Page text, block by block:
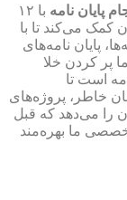
پایان نامه
با ۱۲
کمک می‌کند تا با
پایان نامه‌های
پر کردن خلا
است تا
خاطر، پروژه‌های
را می‌دهد که قبل
ما بهره‌مند